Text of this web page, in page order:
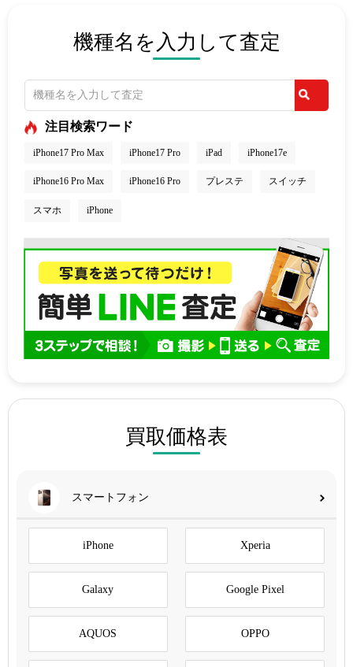
機種名を入力して査定
注目検索ワード
iPhone17 Pro Max iPhone17 Pro iPad iPhone17e
iPhone16 Pro Max iPhone16 Pro プレステ スイッチ
スマホ iPhone
買取価格表
スマートフォン
iPhone Xperia
Galaxy Google Pixel
AQUOS OPPO